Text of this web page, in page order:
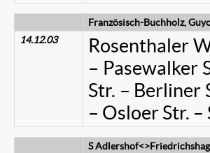
Französisch-Buchholz,
14.12.03
Rosenthaler
– Pasewalker
Str. – Berliner
– Osloer Str. –
S